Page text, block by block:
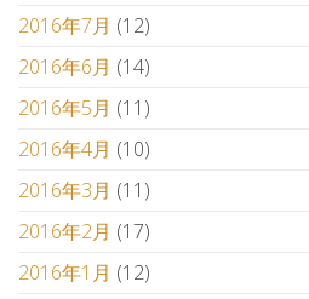
2016年7月 (12)
2016年6月 (14)
2016年5月 (11)
2016年4月 (10)
2016年3月 (11)
2016年2月 (17)
2016年1月 (12)